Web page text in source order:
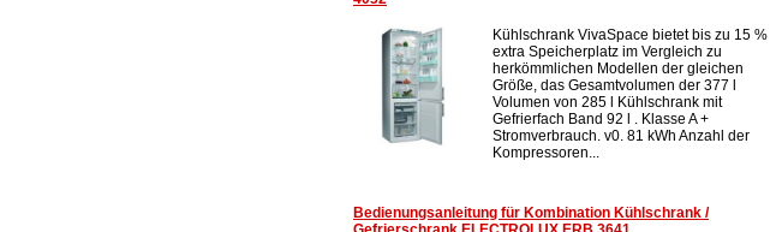
Kühlschrank VivaSpace bietet bis zu 15 %
extra Speicherplatz im Vergleich zu
herkömmlichen Modellen der gleichen
Größe, das Gesamtvolumen der 377 l
Volumen von 285 l Kühlschrank mit
Gefrierfach Band 92 l . Klasse A +
Stromverbrauch. v0. 81 kWh Anzahl der
Kompressoren...
Bedienungsanleitung für Kombination Kühlschrank /